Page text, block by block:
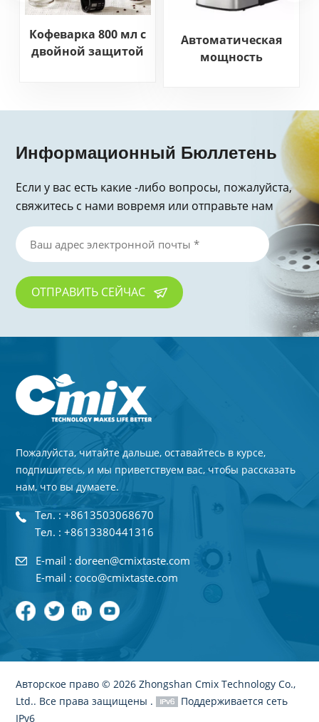
Кофеварка 800 мл с
двойной защитой
Автоматическая
мощность
Информационный Бюллетень
Если у вас есть какие -либо вопросы, пожалуйста,
свяжитесь с нами вовремя или отправьте нам
электронное письмо, спасибо за запрос!
ОТПРАВИТЬ СЕЙЧАС
Пожалуйста, читайте дальше, оставайтесь в курсе,
подпишитесь, и мы приветствуем вас, чтобы рассказать
нам, что вы думаете.
Тел. : +8613503068670
Тел. : +8613380441316
E-mail : doreen@cmixtaste.com
E-mail : coco@cmixtaste.com
Авторское право © 2026 Zhongshan Cmix Technology Co.,
Ltd.. Все права защищены .
Поддерживается сеть
IPv6